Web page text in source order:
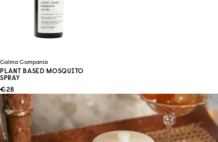
Calma Compania
PLANT BASED MOSQUITO
SPRAY
ANGEBOT
€28